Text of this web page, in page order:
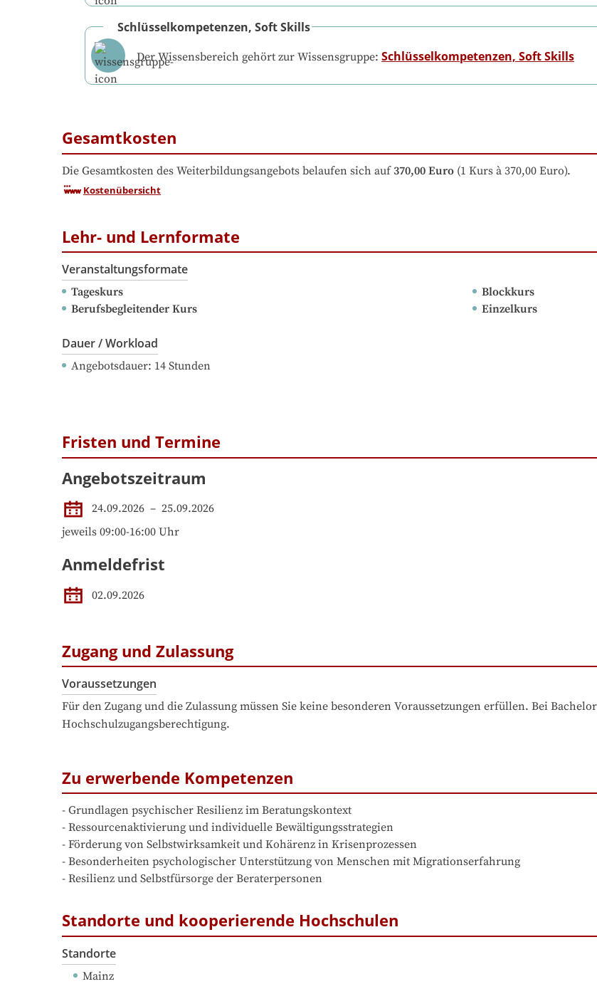
Schlüsselkompetenzen, Soft Skills
Der Wissensbereich gehört zur Wissensgruppe: Schlüsselkompetenzen, Soft Skills
Gesamtkosten
Die Gesamtkosten des Weiterbildungsangebots belaufen sich auf 370,00 Euro (1 Kurs à 370,00 Euro).
Kostenübersicht
Lehr- und Lernformate
Veranstaltungsformate
Tageskurs
Blockkurs
Berufsbegleitender Kurs
Einzelkurs
Dauer / Workload
Angebotsdauer: 14 Stunden
Fristen und Termine
Angebotszeitraum
24.09.2026 – 25.09.2026
jeweils 09:00-16:00 Uhr
Anmeldefrist
02.09.2026
Zugang und Zulassung
Voraussetzungen
Für den Zugang und die Zulassung müssen Sie keine besonderen Voraussetzungen erfüllen. Bei
Hochschulzugangsberechtigung.
Zu erwerbende Kompetenzen
- Grundlagen psychischer Resilienz im Beratungskontext
- Ressourcenaktivierung und individuelle Bewältigungsstrategien
- Förderung von Selbstwirksamkeit und Kohärenz in Krisenprozessen
- Besonderheiten psychologischer Unterstützung von Menschen mit Migrationserfahrung
- Resilienz und Selbstfürsorge der Beraterpersonen
Standorte und kooperierende Hochschulen
Standorte
Mainz